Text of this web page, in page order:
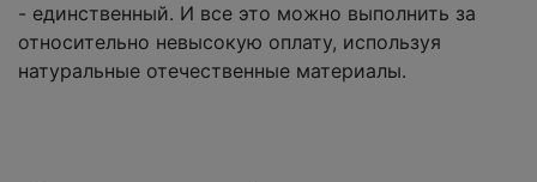
- единственный. И все это можно выполнить за
относительно невысокую оплату, используя
натуральные отечественные материалы.